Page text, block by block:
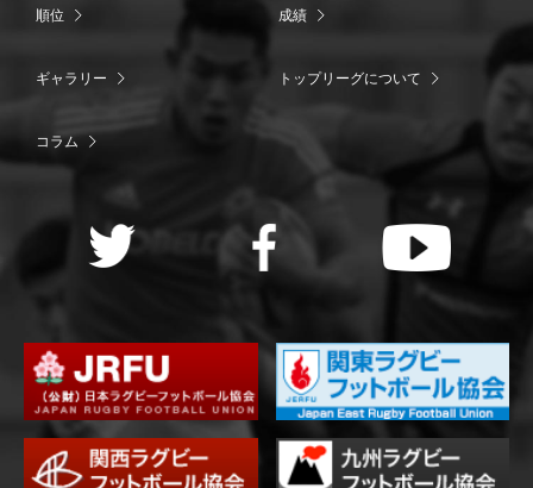
順位 成績
ギャラリー トップリーグについて
コラム